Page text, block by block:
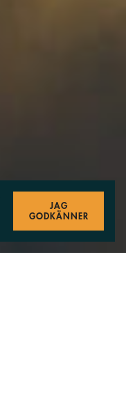
JAG
GODKÄNNER